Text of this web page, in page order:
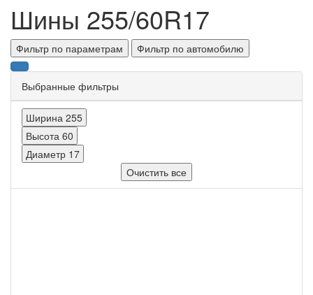
Шины 255/60R17
Фильтр по параметрам Фильтр по автомобилю
Выбранные фильтры
Ширина 255
Высота 60
Диаметр 17
Очистить все